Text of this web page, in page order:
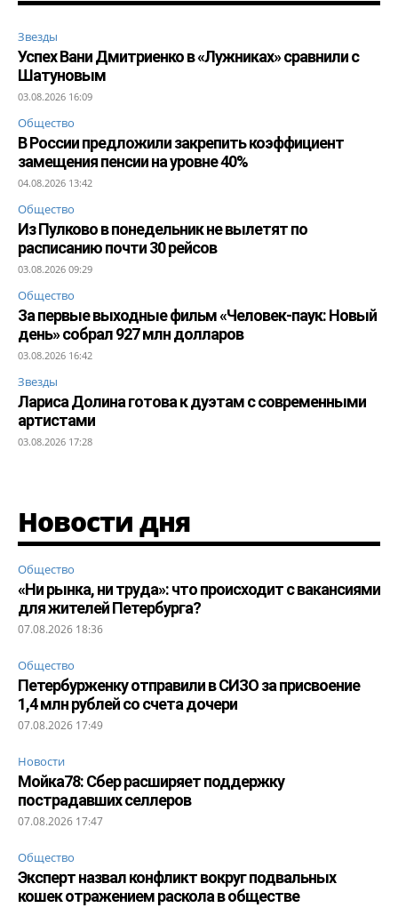
Звезды
Успех Вани Дмитриенко в «Лужниках» сравнили с
Шатуновым
03.08.2026 16:09
Общество
В России предложили закрепить коэффициент
замещения пенсии на уровне 40%
04.08.2026 13:42
Общество
Из Пулково в понедельник не вылетят по
расписанию почти 30 рейсов
03.08.2026 09:29
Общество
За первые выходные фильм «Человек-паук: Новый
день» собрал 927 млн долларов
03.08.2026 16:42
Звезды
Лариса Долина готова к дуэтам с современными
артистами
03.08.2026 17:28
Новости дня
Общество
«Ни рынка, ни труда»: что происходит с вакансиями
для жителей Петербурга?
07.08.2026 18:36
Общество
Петербурженку отправили в СИЗО за присвоение
1,4 млн рублей со счета дочери
07.08.2026 17:49
Новости
Мойка78: Сбер расширяет поддержку
пострадавших селлеров
07.08.2026 17:47
Общество
Эксперт назвал конфликт вокруг подвальных
кошек отражением раскола в обществе